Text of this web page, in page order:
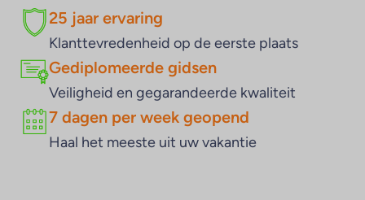
25 jaar ervaring
Klanttevredenheid op de eerste plaats
Gediplomeerde gidsen
Veiligheid en gegarandeerde kwaliteit
7 dagen per week geopend
Haal het meeste uit uw vakantie